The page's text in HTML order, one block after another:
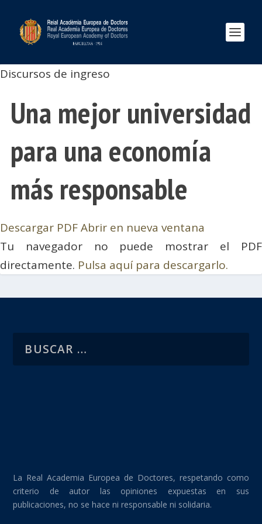
Discursos de ingreso
Una mejor universidad
para una economía
más responsable
Descargar PDFAbrir en nueva ventana
Tu navegador no puede mostrar el PDF
directamente. Pulsa aquí para descargarlo.
La Real Academia Europea de Doctores, respetando como
criterio de autor las opiniones expuestas en sus
publicaciones, no se hace ni responsable ni solidaria.